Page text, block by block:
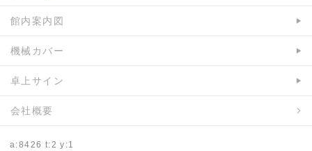
館内案内図
機械カバー
卓上サイン
会社概要
a:8426 t:2 y:1